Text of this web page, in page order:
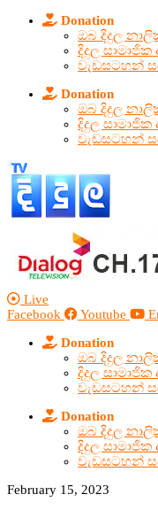
Donation
ඔබ දිදුල
දිදුල සාමාජික
වැඩසටහන්
Donation
ඔබ දිදුල
දිදුල සාමාජික
වැඩසටහන්
Live
Facebook
Youtube
Donation
ඔබ දිදුල
දිදුල සාමාජික
වැඩසටහන්
Donation
ඔබ දිදුල
දිදුල සාමාජික
වැඩසටහන්
February 15, 2023